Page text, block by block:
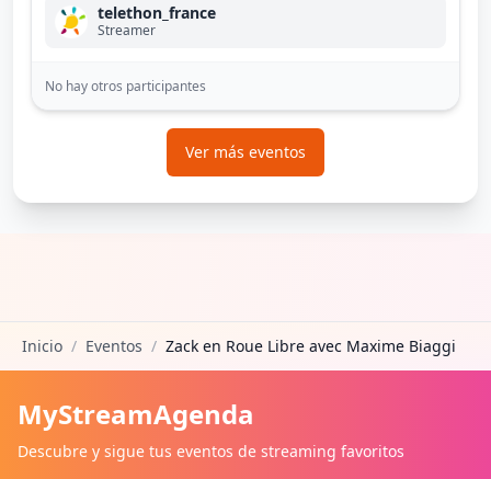
telethon_france
Streamer
No hay otros participantes
Ver más eventos
Inicio / Eventos / Zack en Roue Libre avec Maxime Biaggi
MyStreamAgenda
Descubre y sigue tus eventos de streaming favoritos